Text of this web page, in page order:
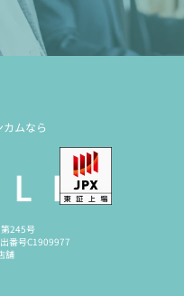
ムなら
245号
番号C1909977
舗